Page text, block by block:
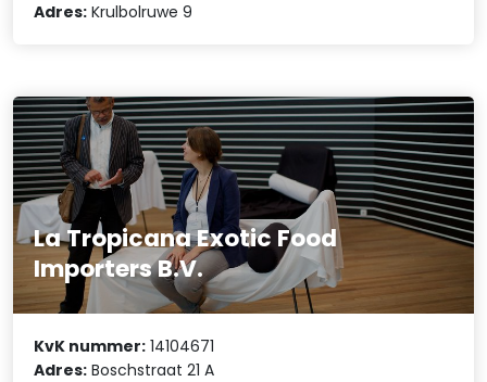
Adres: Krulbolruwe 9
La Tropicana Exotic Food
Importers B.V.
KvK nummer: 14104671
Adres: Boschstraat 21 A